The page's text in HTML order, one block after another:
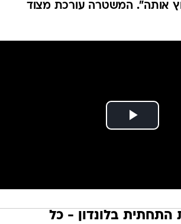
אותה". המשטרה עורכת מצוד
התחתית בלונדון - כל